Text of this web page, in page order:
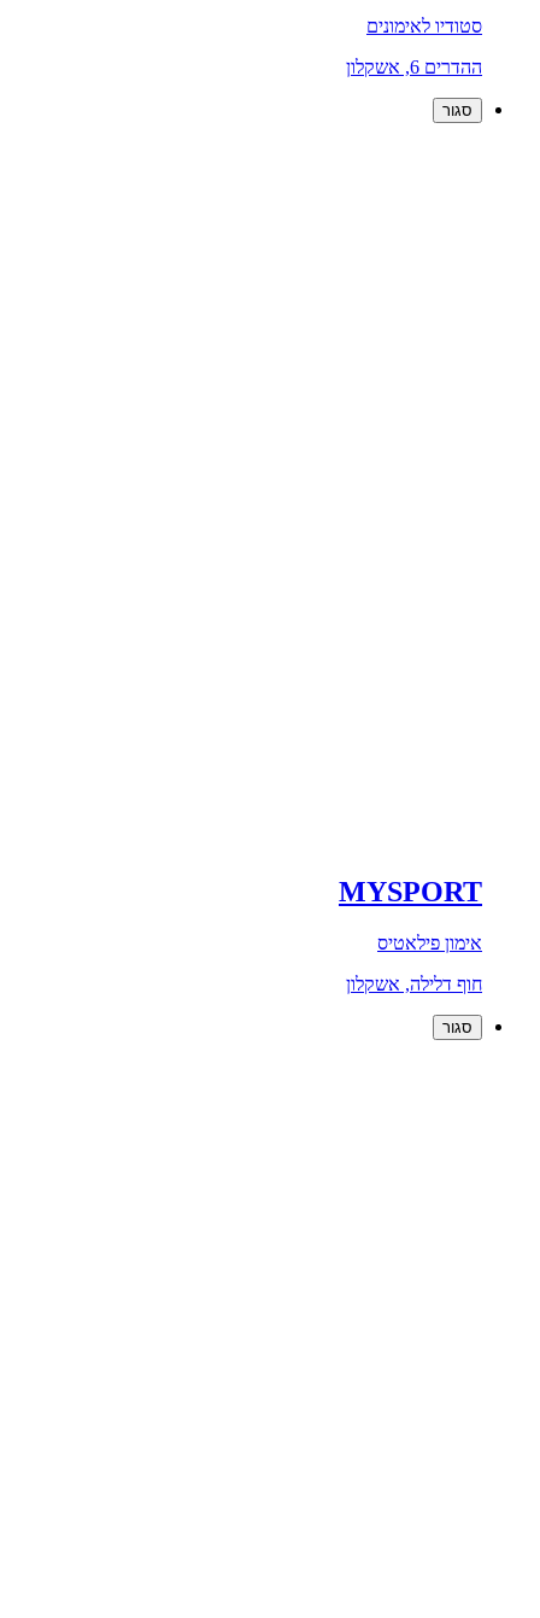
סטודיו לאימונים
ההדרים 6, אשקלון
סגור
MYSPORT
אימון פילאטיס
חוף דלילה, אשקלון
סגור